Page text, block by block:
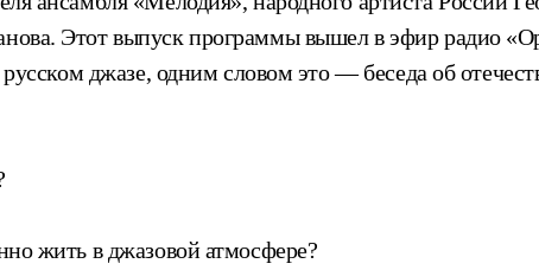
Этот выпуск программы вышел в эфир радио
джазе, одним словом это — беседа об
жить в джазовой атмосфере?